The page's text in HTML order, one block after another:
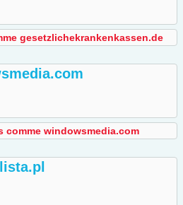
gesetzlichekrankenkassen.de
comme windowsmedia.com